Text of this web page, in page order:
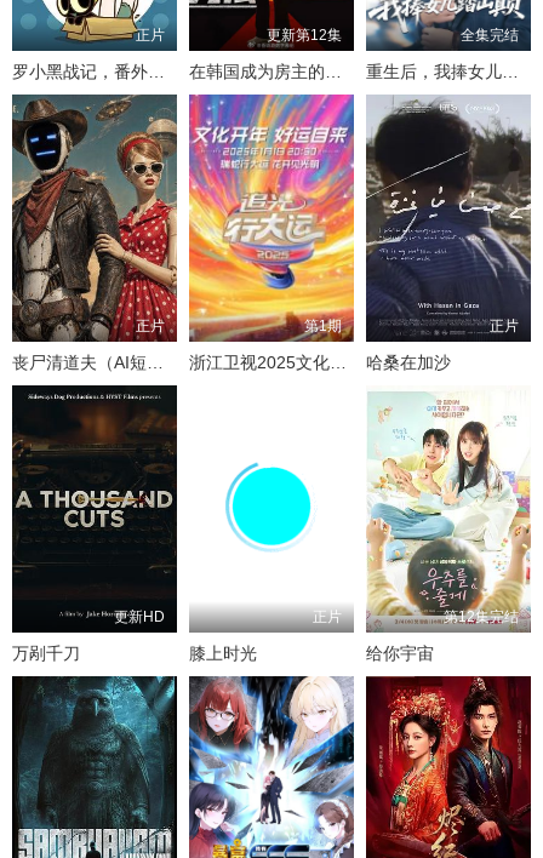
正片
罗小黑战记，番外MV晚安喵
更新第12集
在韩国成为房主的方法
全集完结
重生后，我捧女儿踏山巅
正片
丧尸清道夫（AI短片）
第1期
浙江卫视2025文化开年·追光行大运
正片
哈桑在加沙
更新HD
万剐千刀
正片
膝上时光
第12集完结
给你宇宙